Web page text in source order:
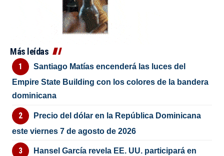
Más leídas
Santiago Matías encenderá las luces del
Empire State Building con los colores de la bandera
dominicana
Precio del dólar en la República Dominicana
este viernes 7 de agosto de 2026
Hansel García revela EE. UU. participará en